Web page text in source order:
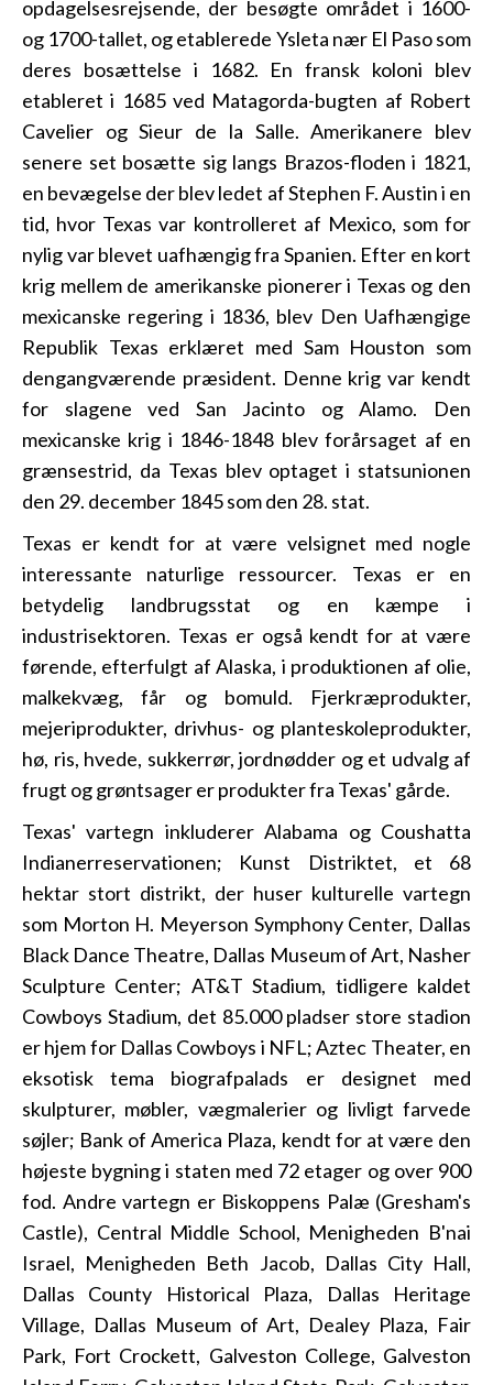
opdagelsesrejsende, der besøgte området i 1600-
og 1700-tallet, og etablerede Ysleta nær El Paso som
deres bosættelse i 1682. En fransk koloni blev
etableret i 1685 ved Matagorda-bugten af Robert
Cavelier og Sieur de la Salle. Amerikanere blev
senere set bosætte sig langs Brazos-floden i 1821,
en bevægelse der blev ledet af Stephen F. Austin i en
tid, hvor Texas var kontrolleret af Mexico, som for
nylig var blevet uafhængig fra Spanien. Efter en kort
krig mellem de amerikanske pionerer i Texas og den
mexicanske regering i 1836, blev Den Uafhængige
Republik Texas erklæret med Sam Houston som
dengangværende præsident. Denne krig var kendt
for slagene ved San Jacinto og Alamo. Den
mexicanske krig i 1846-1848 blev forårsaget af en
grænsestrid, da Texas blev optaget i statsunionen
den 29. december 1845 som den 28. stat.
Texas er kendt for at være velsignet med nogle
interessante naturlige ressourcer. Texas er en
betydelig landbrugsstat og en kæmpe i
industrisektoren. Texas er også kendt for at være
førende, efterfulgt af Alaska, i produktionen af olie,
malkekvæg, får og bomuld. Fjerkræprodukter,
mejeriprodukter, drivhus- og planteskoleprodukter,
hø, ris, hvede, sukkerrør, jordnødder og et udvalg af
frugt og grøntsager er produkter fra Texas' gårde.
Texas' vartegn inkluderer Alabama og Coushatta
Indianerreservationen; Kunst Distriktet, et 68
hektar stort distrikt, der huser kulturelle vartegn
som Morton H. Meyerson Symphony Center, Dallas
Black Dance Theatre, Dallas Museum of Art, Nasher
Sculpture Center; AT&T Stadium, tidligere kaldet
Cowboys Stadium, det 85.000 pladser store stadion
er hjem for Dallas Cowboys i NFL; Aztec Theater, en
eksotisk tema biografpalads er designet med
skulpturer, møbler, vægmalerier og livligt farvede
søjler; Bank of America Plaza, kendt for at være den
højeste bygning i staten med 72 etager og over 900
fod. Andre vartegn er Biskoppens Palæ (Gresham's
Castle), Central Middle School, Menigheden B'nai
Israel, Menigheden Beth Jacob, Dallas City Hall,
Dallas County Historical Plaza, Dallas Heritage
Village, Dallas Museum of Art, Dealey Plaza, Fair
Park, Fort Crockett, Galveston College, Galveston